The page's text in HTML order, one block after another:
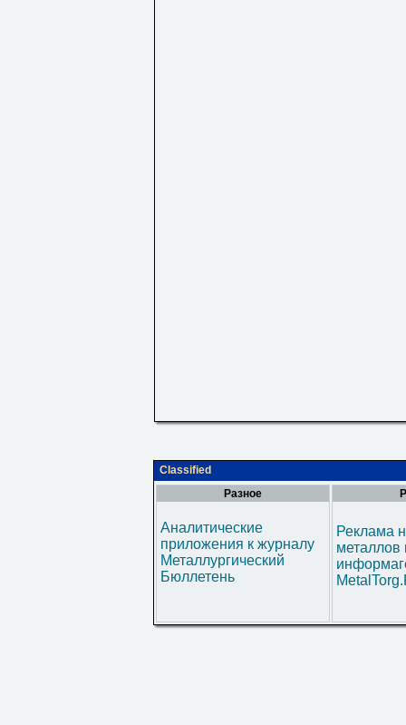
Classified
Разное
Аналитические
приложения к журналу
Металлургический
Бюллетень
Реклама
металлов